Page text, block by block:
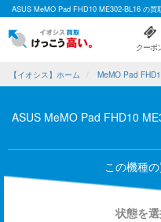
ASUS MeMO Pad FHD10 ME302-BL16 の買
クーポ
【イオシス】ホーム MeMO Pad
ASUS MeMO Pad FHD10
この機種
状態を